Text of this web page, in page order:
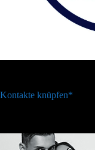
Kontakte knüpfen*